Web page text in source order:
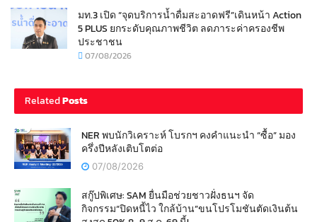
มท.3 เปิด “จุดบริการน้ำดื่มสะอาดฟรี”เดินหน้า Action
5 PLUS ยกระดับคุณภาพชีวิต ลดภาระค่าครองชีพ
ประชาชน
07/08/2026
RelatedPosts
NER พบนักวิเคราะห์ โบรกฯ คงคำแนะนำ “ซื้อ” มอง
ครึ่งปีหลังเติบโตต่อ
07/08/2026
สกู๊ปพิเศษ: SAM ยื่นมือช่วยชาวฝั่งธนฯ จัด
กิจกรรม“ปิดหนี้ไว ใกล้บ้าน”ขนโปรโมชันตัดเงินต้น